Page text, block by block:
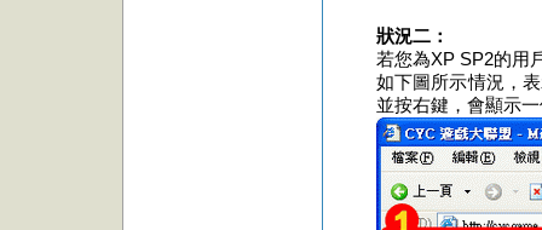
狀況二：
若您為XP SP2的用
如下圖所示情況，
並按右鍵，會顯示